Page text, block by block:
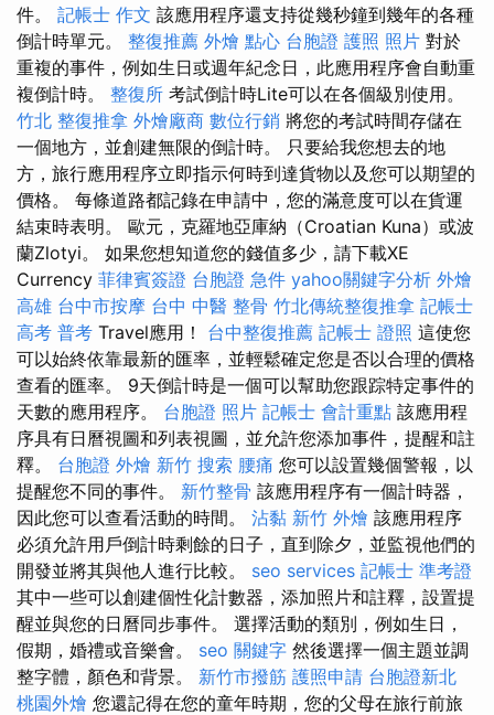
件。 記帳士 作文 該應用程序還支持從幾秒鐘到幾年的各種
倒計時單元。 整復推薦 外燴 點心 台胞證 護照 照片 對於
重複的事​​件，例如生日或週年紀念日，此應用程序會自動重
複倒計時。 整復所 考試倒計時Lite可以在各個級別使用。
竹北 整復推拿 外燴廠商 數位行銷 將您的考試時間存儲在
一個地方，並創建無限的倒計時。 只要給我您想去的地
方，旅行應用程序立即指示何時到達貨物以及您可以期望的
價格。 每條道路都記錄在申請中，您的滿意度可以在貨運
結束時表明。 歐元，克羅地亞庫納（Croatian Kuna）或波
蘭Zlotyi。 如果您想知道您的錢值多少，請下載XE
Currency 菲律賓簽證 台胞證 急件 yahoo關鍵字分析 外燴
高雄 台中市按摩 台中 中醫 整骨 竹北傳統整復推拿 記帳士
高考 普考 Travel應用！ 台中整復推薦 記帳士 證照 這使您
可以始終依靠最新的匯率，並輕鬆確定您是否以合理的價格
查看的匯率。 9天倒計時是一個可以幫助您跟踪特定事件的
天數的應用程序。 台胞證 照片 記帳士 會計重點 該應用程
序具有日曆視圖和列表視圖，並允許您添加事件，提醒和註
釋。 台胞證 外燴 新竹 搜索 腰痛 您可以設置幾個警報，以
提醒您不同的事件。 新竹整骨 該應用程序有一個計時器，
因此您可以查看活動的時間。 沾黏 新竹 外燴 該應用程序
必須允許用戶倒計時剩餘的日子，直到除夕，並監視他們的
開發並將其與他人進行比較。 seo services 記帳士 準考證
其中一些可以創建個性化計數器，添加照片和註釋，設置提
醒並與您的日曆同步事件。 選擇活動的類別，例如生日，
假期，婚禮或音樂會。 seo 關鍵字 然後選擇一個主題並調
整字體，顏色和背景。 新竹市撥筋 護照申請 台胞證新北
桃園外燴 您還記得在您的童年時期，您的父母在旅行前旅